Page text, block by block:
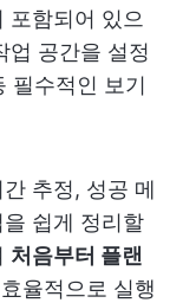
포함되어 있으
업 공간을 설정
필수적인 보기
추정, 성공 메
쉽게 정리할
처음부터 플랜
율적으로 실행